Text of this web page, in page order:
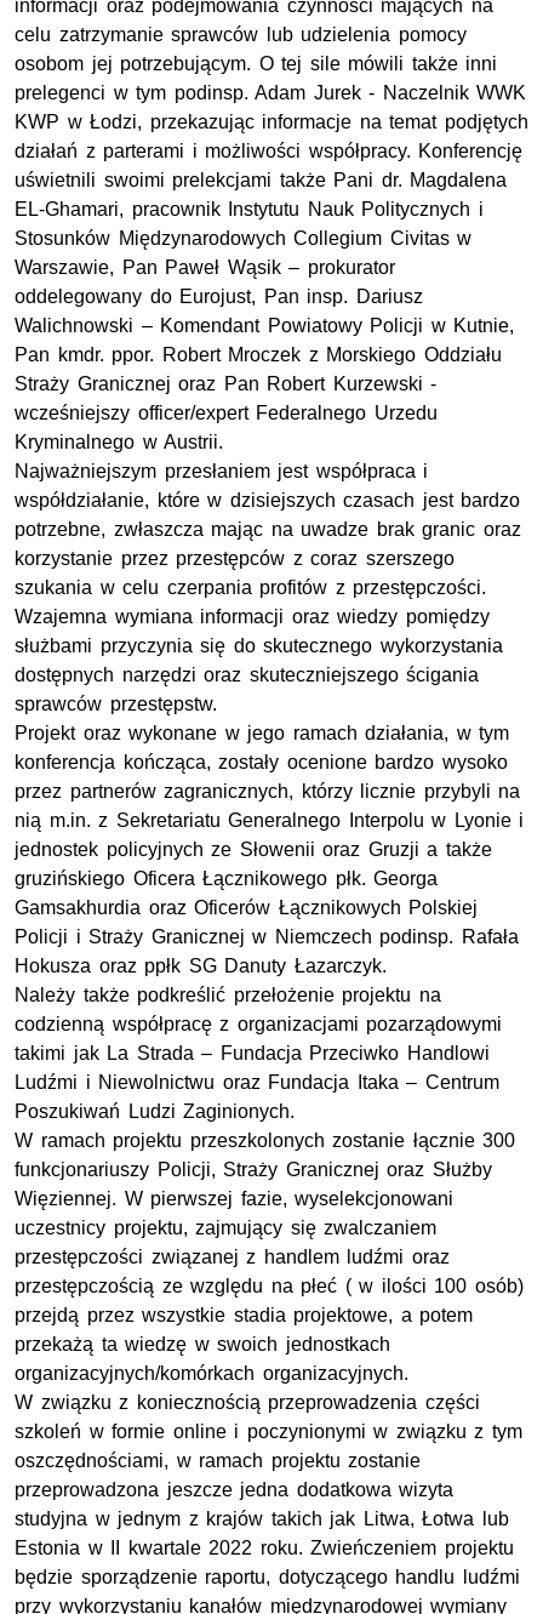
informacji oraz podejmowania czynności mających na
celu zatrzymanie sprawców lub udzielenia pomocy
osobom jej potrzebującym. O tej sile mówili także inni
prelegenci w tym podinsp. Adam Jurek - NaczelnikWWK
KWP w Łodzi, przekazując informacje na temat podjętych
działań z parterami i możliwości współpracy. Konferencję
uświetnili swoimi prelekcjami także Pani dr. Magdalena
EL-Ghamari, pracownik Instytutu Nauk Politycznych i
Stosunków Międzynarodowych Collegium Civitas w
Warszawie, Pan Paweł Wąsik – prokurator
oddelegowany do Eurojust, Pan insp. Dariusz
Walichnowski – Komendant Powiatowy Policji w Kutnie,
Pan kmdr. ppor. Robert Mroczek z Morskiego Oddziału
Straży Granicznej oraz Pan Robert Kurzewski -
wcześniejszy officer/expert Federalnego Urzedu
Kryminalnego w Austrii.
Najważniejszym przesłaniem jest współpraca i
współdziałanie, które w dzisiejszych czasach jest bardzo
potrzebne, zwłaszcza mając na uwadze brak granic oraz
korzystanie przez przestępców z coraz szerszego
szukania w celu czerpania profitów z przestępczości.
Wzajemna wymiana informacji oraz wiedzy pomiędzy
służbami przyczynia się do skutecznego wykorzystania
dostępnych narzędzi oraz skuteczniejszego ścigania
sprawców przestępstw.
Projekt oraz wykonane w jego ramach działania, w tym
konferencja kończąca, zostały ocenione bardzo wysoko
przez partnerów zagranicznych, którzy licznie przybyli na
nią m.in. z Sekretariatu Generalnego Interpolu w Lyonie i
jednostek policyjnych ze Słowenii oraz Gruzji a także
gruzińskiego Oficera Łącznikowego płk. Georga
Gamsakhurdia oraz Oficerów Łącznikowych Polskiej
Policji i Straży Granicznej w Niemczech podinsp. Rafała
Hokusza oraz ppłk SGDanuty Łazarczyk.
Należy także podkreślić przełożenie projektu na
codzienną współpracę z organizacjami pozarządowymi
takimi jak La Strada – Fundacja Przeciwko Handlowi
Ludźmi i Niewolnictwu oraz Fundacja Itaka – Centrum
Poszukiwań Ludzi Zaginionych.
W ramach projektu przeszkolonych zostanie łącznie 300
funkcjonariuszy Policji, Straży Granicznej oraz Służby
Więziennej. W pierwszej fazie, wyselekcjonowani
uczestnicy projektu, zajmujący się zwalczaniem
przestępczości związanej z handlem ludźmi oraz
przestępczością ze względu na płeć ( w ilości 100 osób)
przejdą przez wszystkie stadia projektowe, a potem
przekażą ta wiedzę w swoich jednostkach
organizacyjnych/komórkach organizacyjnych.
W związku z koniecznością przeprowadzenia części
szkoleń w formie online i poczynionymi w związku z tym
oszczędnościami, w ramach projektu zostanie
przeprowadzona jeszcze jedna dodatkowa wizyta
studyjna w jednym z krajów takich jak Litwa, Łotwa lub
Estonia w II kwartale 2022 roku. Zwieńczeniem projektu
będzie sporządzenie raportu, dotyczącego handlu ludźmi
przy wykorzystaniu kanałów międzynarodowej wymiany